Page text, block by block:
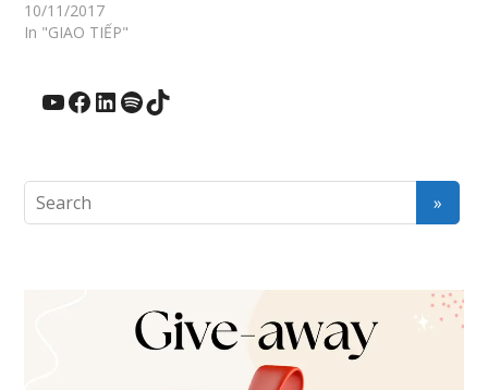
10/11/2017
In "GIAO TIẾP"
YouTube
Facebook
LinkedIn
Spotify
TikTok